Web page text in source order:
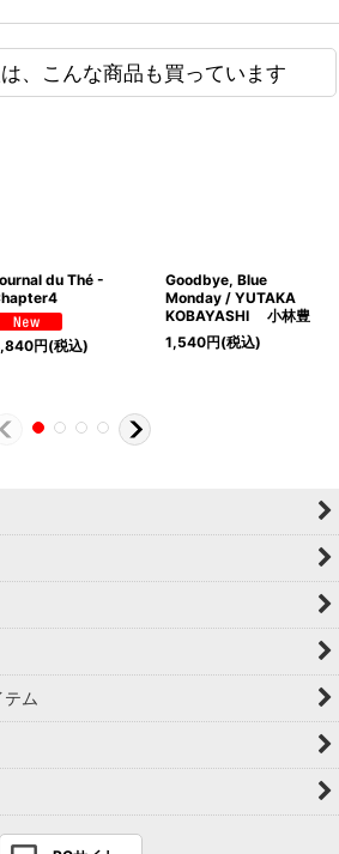
、こんな商品も買っています
du Thé -
円(税込)
Goodbye, Blue
Monday / YUTAKA
KOBAYASHI 小林豊
1,540円(税込)
ム